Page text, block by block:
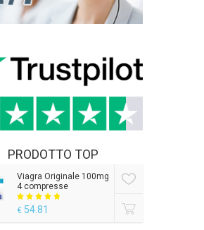
PRODOTTO TOP
Viagra Originale 100mg
4 compresse
€ 54.81